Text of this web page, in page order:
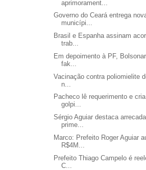
aprimorament...
Governo do Ceará entrega
municípi...
Brasil e Espanha assinam
trab...
Em depoimento à PF,
fak...
Vacinação contra poliomielite
n...
Pacheco lê requerimento e
golpi...
Sérgio Aguiar destaca
prime...
Marco: Prefeito Roger Aguiar
R$4M...
Prefeito Thiago Campelo é
C...